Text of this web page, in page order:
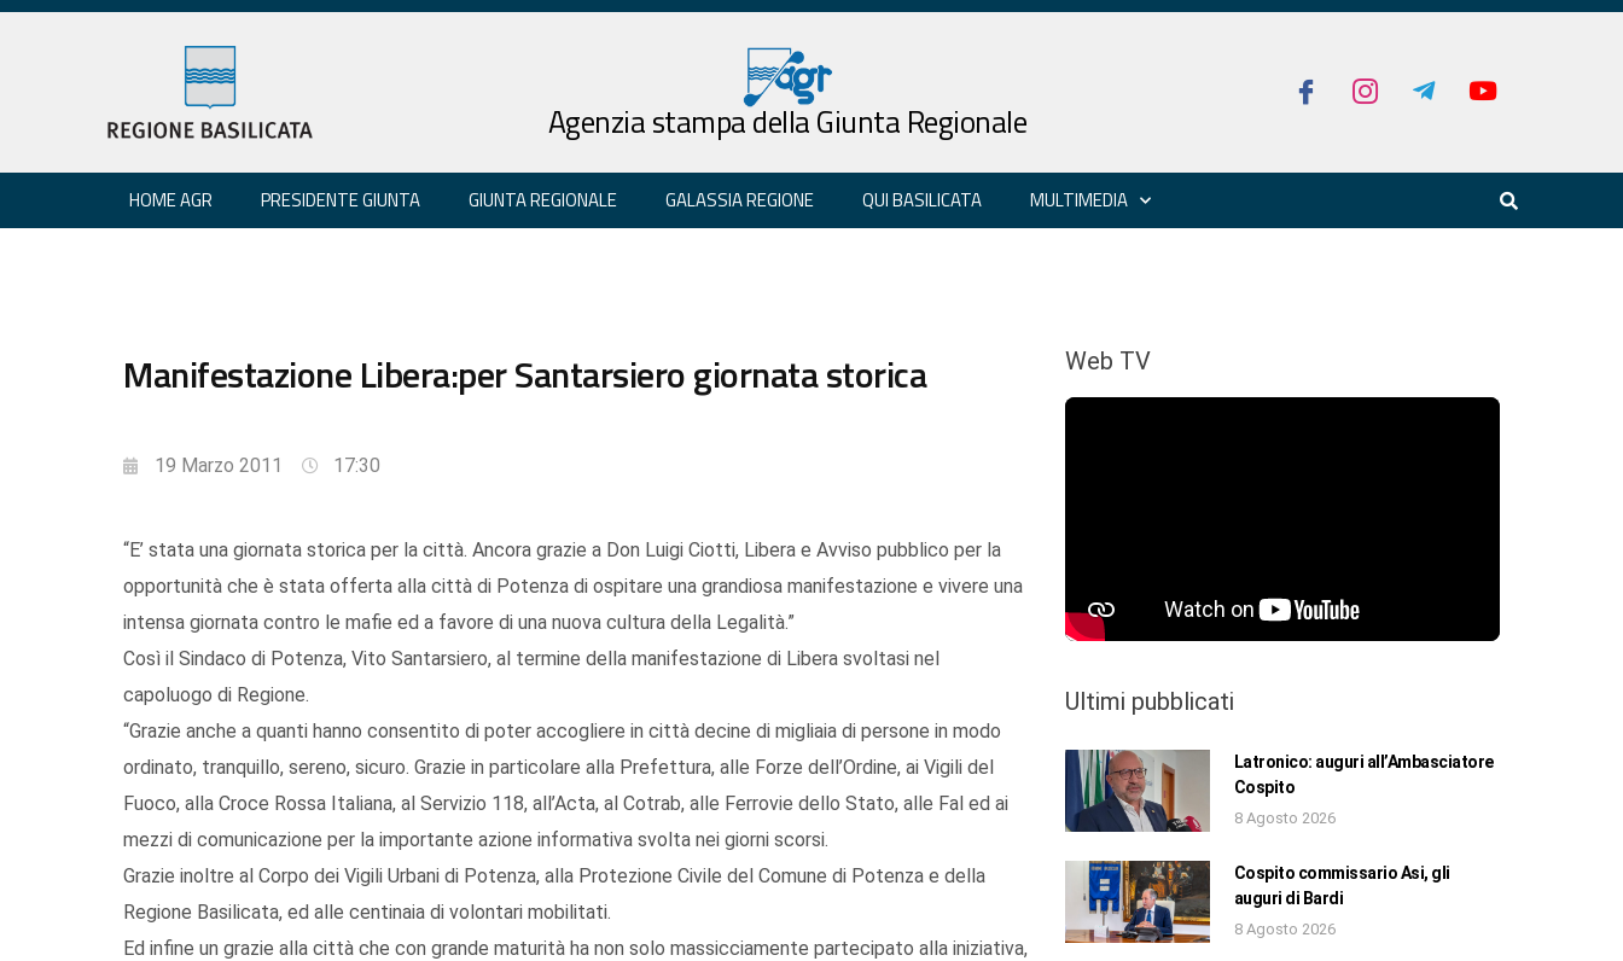
Agenzia stampa della Giunta Regionale
HOME AGR PRESIDENTE GIUNTA GIUNTA REGIONALE GALASSIA REGIONE QUI BASILICATA MULTIMEDIA
Manifestazione Libera:per Santarsiero giornata storica
19 Marzo 2011 17:30
“E’ stata una giornata storica per la città. Ancora grazie a Don Luigi Ciotti, Libera e Avviso pubblico per la
opportunità che è stata offerta alla città di Potenza di ospitare una grandiosa manifestazione e vivere una
intensa giornata contro le mafie ed a favore di una nuova cultura della Legalità.”
Così il Sindaco di Potenza, Vito Santarsiero, al termine della manifestazione di Libera svoltasi nel
capoluogo di Regione.
“Grazie anche a quanti hanno consentito di poter accogliere in città decine di migliaia di persone in modo
ordinato, tranquillo, sereno, sicuro. Grazie in particolare alla Prefettura, alle Forze dell’Ordine, ai Vigili del
Fuoco, alla Croce Rossa Italiana, al Servizio 118, all’Acta, al Cotrab, alle Ferrovie dello Stato, alle Fal ed ai
mezzi di comunicazione per la importante azione informativa svolta nei giorni scorsi.
Grazie inoltre al Corpo dei Vigili Urbani di Potenza, alla Protezione Civile del Comune di Potenza e della
Regione Basilicata, ed alle centinaia di volontari mobilitati.
Ed infine un grazie alla città che con grande maturità ha non solo massicciamente partecipato alla iniziativa,
Web TV
Ultimi pubblicati
Latronico: auguri all’Ambasciatore
Cospito
8 Agosto 2026
Cospito commissario Asi, gli
auguri di Bardi
8 Agosto 2026